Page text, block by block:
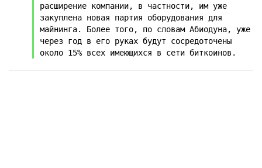
расширение компании, в частности, им уже
закуплена новая партия оборудования для
майнинга. Более того, по словам Абиодуна, уже
через год в его руках будут сосредоточены
около 15% всех имеющихся в сети биткоинов.